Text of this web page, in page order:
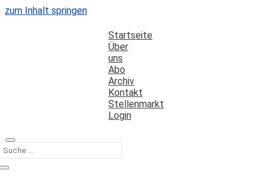
zum Inhalt springen
Startseite
Über
uns
Abo
Archiv
Kontakt
Stellenmarkt
Login
Kategorie